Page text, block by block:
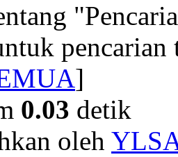
pencarian
]
0.03 detik
oleh